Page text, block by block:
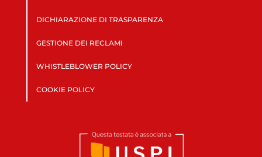
DICHIARAZIONE DI TRASPARENZA
GESTIONE DEI RECLAMI
WHISTLEBLOWER POLICY
COOKIE POLICY